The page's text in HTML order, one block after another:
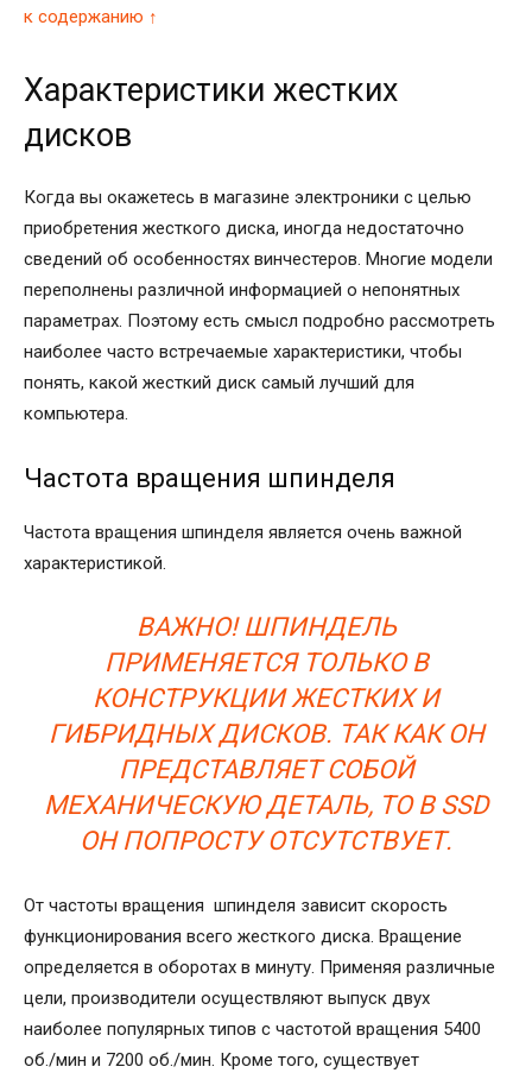
к содержанию ↑
Характеристики жестких
дисков
Когда вы окажетесь в магазине электроники с целью
приобретения жесткого диска, иногда недостаточно
сведений об особенностях винчестеров. Многие модели
переполнены различной информацией о непонятных
параметрах. Поэтому есть смысл подробно рассмотреть
наиболее часто встречаемые характеристики, чтобы
понять, какой жесткий диск самый лучший для
компьютера.
Частота вращения шпинделя
Частота вращения шпинделя является очень важной
характеристикой.
ВАЖНО! ШПИНДЕЛЬ
ПРИМЕНЯЕТСЯ ТОЛЬКО В
КОНСТРУКЦИИ ЖЕСТКИХ И
ГИБРИДНЫХ ДИСКОВ. ТАК КАК ОН
ПРЕДСТАВЛЯЕТ СОБОЙ
МЕХАНИЧЕСКУЮ ДЕТАЛЬ, ТО В SSD
ОН ПОПРОСТУ ОТСУТСТВУЕТ.
От частоты вращения шпинделя зависит скорость
функционирования всего жесткого диска. Вращение
определяется в оборотах в минуту. Применяя различные
цели, производители осуществляют выпуск двух
наиболее популярных типов с частотой вращения 5400
об./мин и 7200 об./мин. Кроме того, существует